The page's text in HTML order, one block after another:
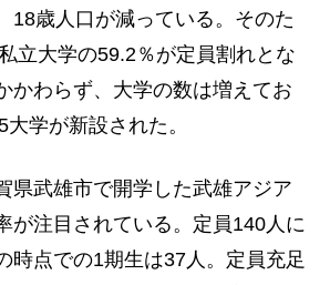
歳人口が減っている。そのた
立大学の59.2％が定員割れとな
かわらず、大学の数は増えてお
学が新設された。
県武雄市で開学した武雄アジア
が注目されている。定員140人に
時点での1期生は37人。定員充足